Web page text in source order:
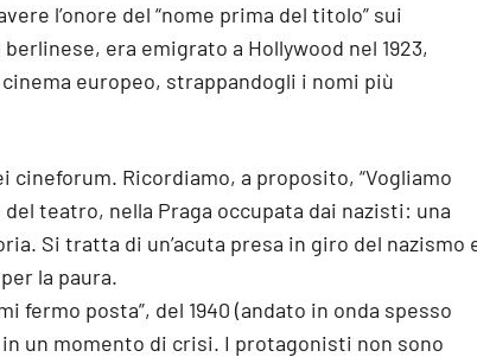
l’onore del “nome prima del titolo” sui
era emigrato a Hollywood nel 1923,
europeo, strappandogli i nomi più
Ricordiamo, a proposito, “Vogliamo
teatro, nella Praga occupata dai nazisti: una
Si tratta di un’acuta presa in giro del nazismo
la paura.
fermo posta”, del 1940 (andato in onda spesso
un momento di crisi. I protagonisti non sono